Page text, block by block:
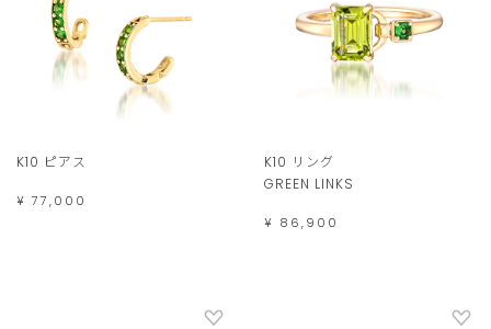
K10 ピアス
¥ 77,000
K10 リング
GREEN LINKS
¥ 86,900